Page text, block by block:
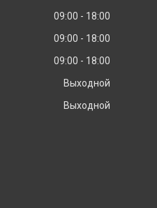
09:00
18:00
09:00
18:00
09:00
18:00
Выходной
Выходной